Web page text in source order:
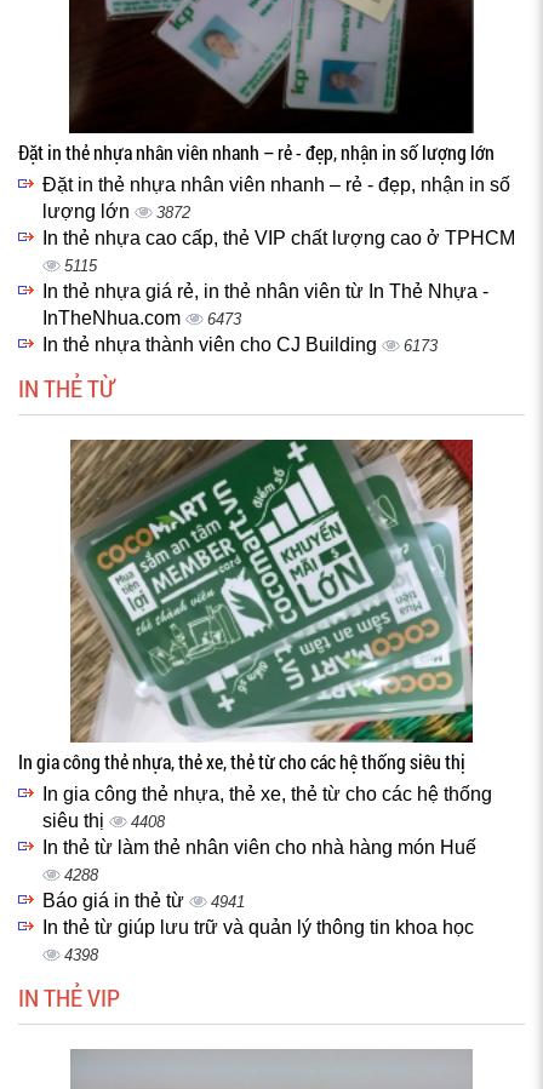
Đặt in thẻ nhựa nhân viên nhanh – rẻ - đẹp, nhận in số lượng lớn
Đặt in thẻ nhựa nhân viên nhanh – rẻ - đẹp, nhận in số
lượng lớn
3872
In thẻ nhựa cao cấp, thẻ VIP chất lượng cao ở TPHCM
5115
In thẻ nhựa giá rẻ, in thẻ nhân viên từ In Thẻ Nhựa -
InTheNhua.com
6473
In thẻ nhựa thành viên cho CJ Building 6173
IN THẺ TỪ
In gia công thẻ nhựa, thẻ xe, thẻ từ cho các hệ thống siêu thị
In gia công thẻ nhựa, thẻ xe, thẻ từ cho các hệ thống
siêu thị
4408
In thẻ từ làm thẻ nhân viên cho nhà hàng món Huế
4288
Báo giá in thẻ từ 4941
In thẻ từ giúp lưu trữ và quản lý thông tin khoa học
4398
IN THẺ VIP